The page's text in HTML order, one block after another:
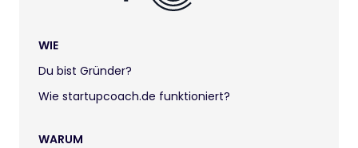
WIE
Du bist Gründer?
Wie startupcoach.de funktioniert?
WARUM